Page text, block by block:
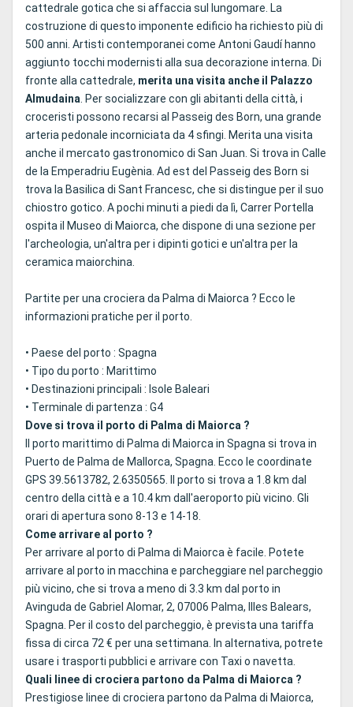
cattedrale gotica che si affaccia sul lungomare. La
costruzione di questo imponente edificio ha richiesto più di
500 anni. Artisti contemporanei come Antoni Gaudí hanno
aggiunto tocchi modernisti alla sua decorazione interna. Di
fronte alla cattedrale, merita una visita anche il Palazzo
Almudaina . Per socializzare con gli abitanti della città, i
croceristi possono recarsi al Passeig des Born, una grande
arteria pedonale incorniciata da 4 sfingi. Merita una visita
anche il mercato gastronomico di San Juan. Si trova in Calle
de la Emperadriu Eugènia. Ad est del Passeig des Born si
trova la Basilica di Sant Francesc, che si distingue per il suo
chiostro gotico. A pochi minuti a piedi da lì, Carrer Portella
ospita il Museo di Maiorca, che dispone di una sezione per
l'archeologia, un'altra per i dipinti gotici e un'altra per la
ceramica maiorchina.
Partite per una crociera da Palma di Maiorca ? Ecco le
informazioni pratiche per il porto.
• Paese del porto : Spagna
• Tipo du porto : Marittimo
• Destinazioni principali : Isole Baleari
• Terminale di partenza : G4
Dove si trova il porto di Palma di Maiorca ?
Il porto marittimo di Palma di Maiorca in Spagna si trova in
Puerto de Palma de Mallorca, Spagna. Ecco le coordinate
GPS 39.5613782, 2.6350565. Il porto si trova a 1.8 km dal
centro della città e a 10.4 km dall'aeroporto più vicino. Gli
orari di apertura sono 8-13 e 14-18.
Come arrivare al porto ?
Per arrivare al porto di Palma di Maiorca è facile. Potete
arrivare al porto in macchina e parcheggiare nel parcheggio
più vicino, che si trova a meno di 3.3 km dal porto in
Avinguda de Gabriel Alomar, 2, 07006 Palma, Illes Balears,
Spagna. Per il costo del parcheggio, è prevista una tariffa
fissa di circa 72 € per una settimana. In alternativa, potrete
usare i trasporti pubblici e arrivare con Taxi o navetta.
Quali linee di crociera partono da Palma di Maiorca ?
Prestigiose linee di crociera partono da Palma di Maiorca,